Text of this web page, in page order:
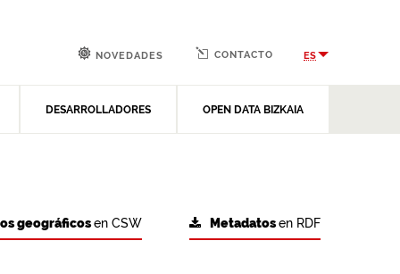
DESARROLLADORES OPEN DATA BIZKAIA
NOVEDADES CONTACTO ES
Metadatosen RDF
geográficosen CSW